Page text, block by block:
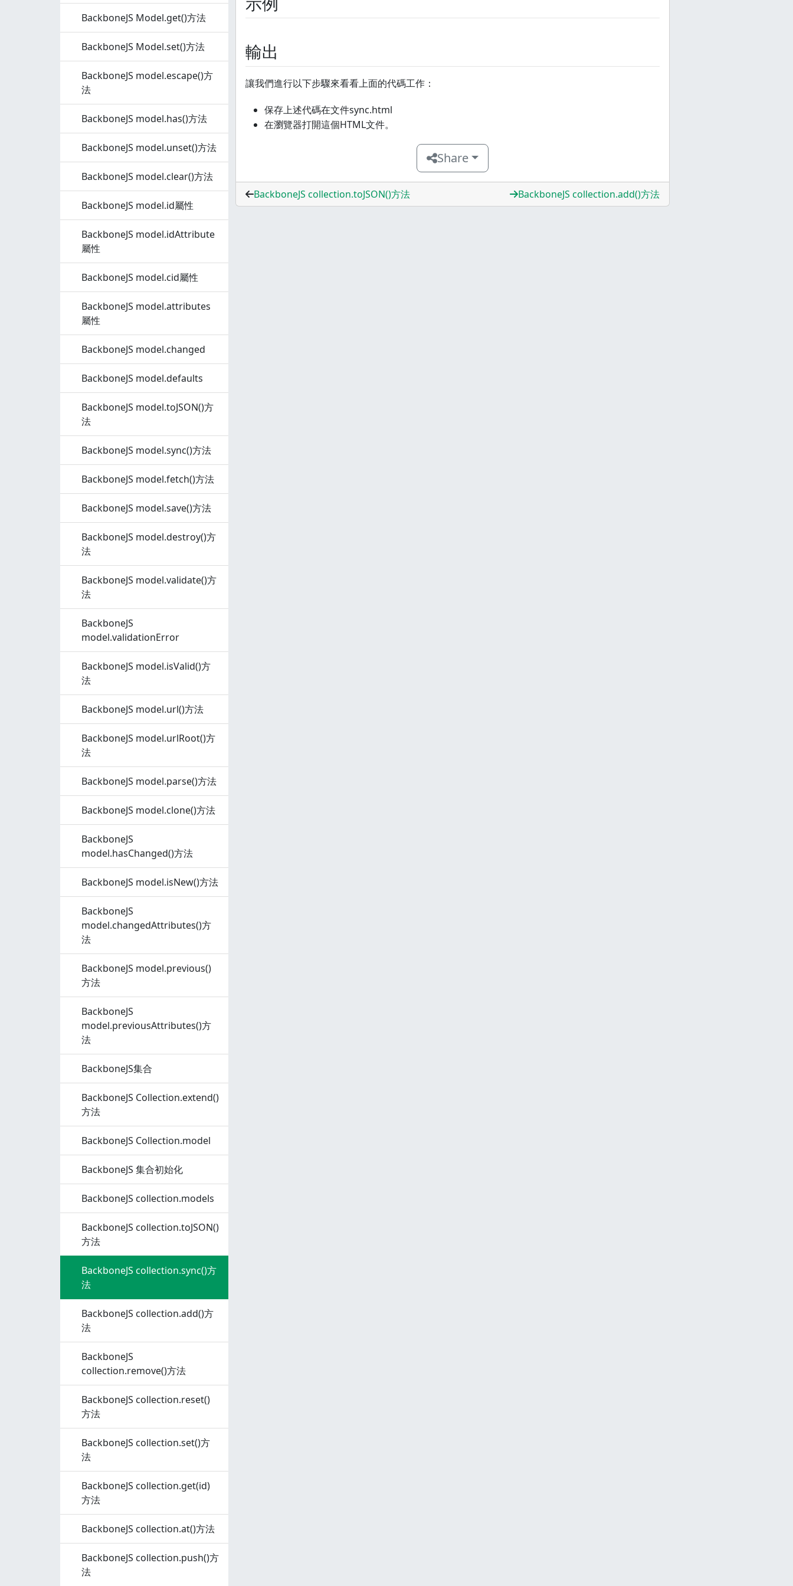
BackboneJS Model.get()方法
BackboneJS Model.set()方法
BackboneJS model.escape()方
法
BackboneJS model.has()方法
BackboneJS model.unset()方法
BackboneJS model.clear()方法
BackboneJS model.id屬性
BackboneJS model.idAttribute
屬性
BackboneJS model.cid屬性
BackboneJS model.attributes
屬性
BackboneJS model.changed
BackboneJS model.defaults
BackboneJS model.toJSON()方
法
BackboneJS model.sync()方法
BackboneJS model.fetch()方法
BackboneJS model.save()方法
BackboneJS model.destroy()方
法
BackboneJS model.validate()方
法
BackboneJS
model.validationError
BackboneJS model.isValid()方
法
BackboneJS model.url()方法
BackboneJS model.urlRoot()方
法
BackboneJS model.parse()方法
BackboneJS model.clone()方法
BackboneJS
model.hasChanged()方法
BackboneJS model.isNew()方法
BackboneJS
model.changedAttributes()方
法
BackboneJS model.previous()
方法
BackboneJS
model.previousAttributes()方
法
BackboneJS集合
BackboneJS Collection.extend()
方法
BackboneJS Collection.model
BackboneJS 集合初始化
BackboneJS collection.models
BackboneJS collection.toJSON()
方法
BackboneJS collection.sync()方
法
BackboneJS collection.add()方
法
BackboneJS
collection.remove()方法
BackboneJS collection.reset()
方法
BackboneJS collection.set()方
法
BackboneJS collection.get(id)
方法
BackboneJS collection.at()方法
BackboneJS collection.push()方
法
輸出
讓我們進行以下步驟來看看上面的代碼工作：
保存上述代碼在文件sync.html
在瀏覽器打開這個HTML文件。
Share
BackboneJS collection.toJSON()方法 BackboneJS collection.add()方法